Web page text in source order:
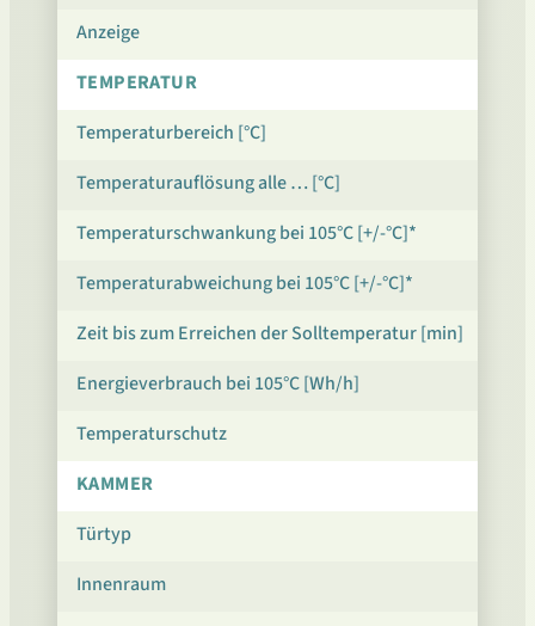
Anzeige
TEMPERATUR
Temperaturbereich [°C]
Temperaturauflösung alle … [°C]
Temperaturschwankung bei 105°C [+/-°C]*
Temperaturabweichung bei 105°C [+/-°C]*
Zeit bis zum Erreichen der Solltemperatur [min]
Energieverbrauch bei 105°C [Wh/h]
Temperaturschutz
KAMMER
Türtyp
Innenraum